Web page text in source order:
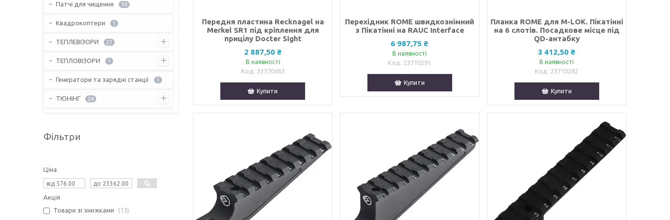
Передня пластина Recknagel на
Merkel SR1 під кріплення для
прицілу Docter Sight
2 887,50 ₴
В наявності
33370463
Купити
Перехідник ROME швидкознімний
з Пікатінні на RAUC Interface
6 987,75 ₴
В наявності
23710291
Купити
Планка ROME для M-LOK. Пікатінні
на 6 слотів. Посадкове місце під
QD-антабку
3 412,50 ₴
В наявності
23710282
Купити
Патчі для чищення 30
Квадрокоптери 1
ТЕПЛЕВІЗОРИ 27
ТЕПЛОВІЗОРИ 1
Генератори та зарядні станції 1
ТЮНІНГ 24
Фільтри
Ціна
Акція
Товари зі знижками
13